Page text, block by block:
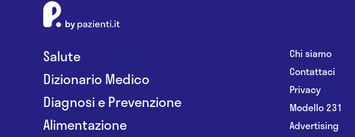
Salute
Dizionario Medico
Diagnosi e Prevenzione
Alimentazione
Chi siamo
Contattaci
Privacy
Modello 231
Advertising